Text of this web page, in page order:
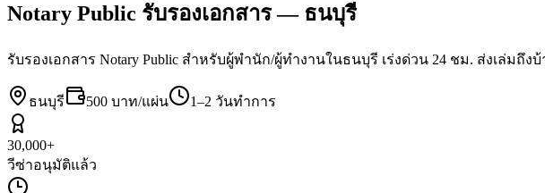
Notary Public รับรองเอกสาร — ธนบุรี
รับรองเอกสาร Notary Public สำหรับผู้พำนัก/ผู้ทำงานในธนบุรี เร่งด่วน 24 ชม. ส่งเล่ม
ธนบุรี 500 บาท/แผ่น 1–2 วันทำการ
30,000+
วีซ่าอนุมัติแล้ว